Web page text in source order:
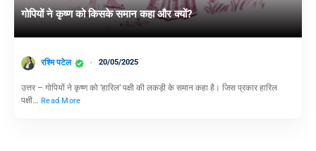
गोपियों ने कृष्ण को किसके समान कहा और क्यों?
रश्मि पटेल 20/05/2025
उत्तर – गोपियों ने कृष्ण को ‘हारिल’ पक्षी की लकड़ी के समान कहा है। जिस प्रकार हारिल
पक्षी… Read More